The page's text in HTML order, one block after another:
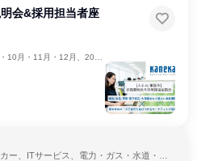
会&採用担当者座
・11月・12月、2027年1月・2月
ー、ITサービス、電力・ガス・水道・エ